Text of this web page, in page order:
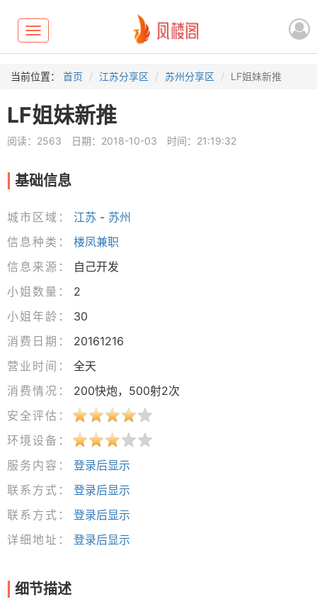
Toggle
navigation
当前位置： 首页 江苏分享区 苏州分享区 LF姐妹新推
LF姐妹新推
阅读：2563 日期：2018-10-03 时间：21:19:32
基础信息
城市区域： 江苏 - 苏州
信息种类：
楼凤兼职
信息来源：
自己开发
小姐数量：
2
小姐年龄：
30
消费日期：
20161216
营业时间：
全天
消费情况：
200快炮，500射2次
安全评估：
环境设备：
服务内容：
登录后显示
联系方式：
登录后显示
联系方式：
登录后显示
详细地址：
登录后显示
细节描述